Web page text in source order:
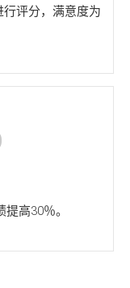
评分，满意度为
高30％。